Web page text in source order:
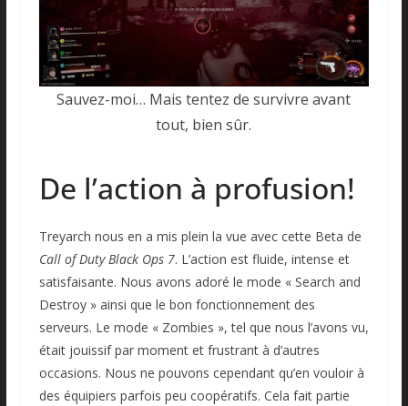
Sauvez-moi… Mais tentez de survivre avant
tout, bien sûr.
De l’action à profusion!
Treyarch nous en a mis plein la vue avec cette Beta de
Call of Duty Black Ops 7. L’action est fluide, intense et
satisfaisante. Nous avons adoré le mode « Search and
Destroy » ainsi que le bon fonctionnement des
serveurs. Le mode « Zombies », tel que nous l’avons vu,
était jouissif par moment et frustrant à d’autres
occasions. Nous ne pouvons cependant qu’en vouloir à
des équipiers parfois peu coopératifs. Cela fait partie